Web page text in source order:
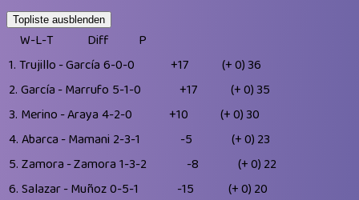
Topliste ausblenden
W-L-T Diff
P
1. Trujillo - García 6-0-0 +17 (+ 0)36
2. García - Marrufo 5-1-0 +17 (+ 0)35
3. Merino - Araya 4-2-0 +10 (+ 0)30
4. Abarca - Mamani 2-3-1 -5 (+ 0) 23
5. Zamora - Zamora 1-3-2 -8 (+ 0) 22
6. Salazar - Muñoz0-5-1 -15 (+ 0) 20